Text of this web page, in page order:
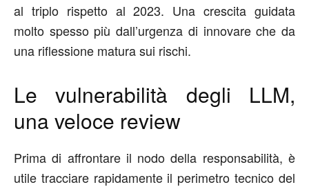
al triplo rispettoal 2023. Una crescita guidata
molto spesso piùdall’urgenza di innovare che da
una riflessione matura sui rischi.
Le vulnerabilità degli LLM,
una veloce review
Prima di affrontare il nodo della responsabilità, è
utile tracciare rapidamente il perimetro tecnico del